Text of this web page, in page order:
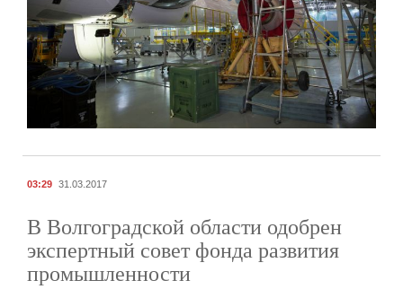
03:29 31.03.2017
В Волгоградской области одобрен
экспертный совет фонда развития
промышленности